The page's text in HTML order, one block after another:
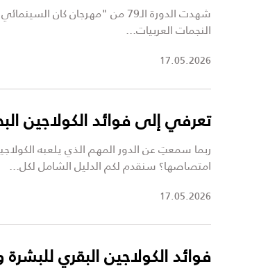
شهدت الدورة الـ79 من
النجمات العربيات...
17.05.2026
تعرفي إلى فوائد الكولاجين
ربما سمعتِ عن الدور المهم الذي يلعبه
امتصاصها؟ سنقدم لكم الدليل الشامل لكل...
17.05.2026
فوائد الكولاجين البقري